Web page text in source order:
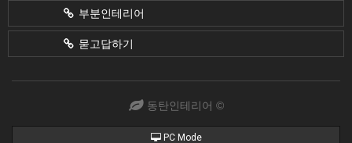
부분인테리어
묻고답하기
동탄인테리어 ©
PC Mode